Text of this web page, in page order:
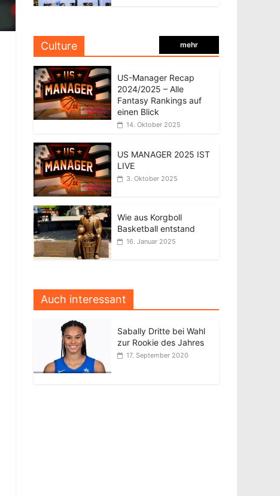
Culture mehr
US-Manager Recap
2024/2025 – Alle
Fantasy Rankings auf
einen Blick
14. Oktober 2025
US MANAGER 2025 IST
LIVE
3. Oktober 2025
Wie aus Korgboll
Basketball entstand
16. Januar 2025
Auch interessant
Sabally Dritte bei Wahl
zur Rookie des Jahres
17. September 2020